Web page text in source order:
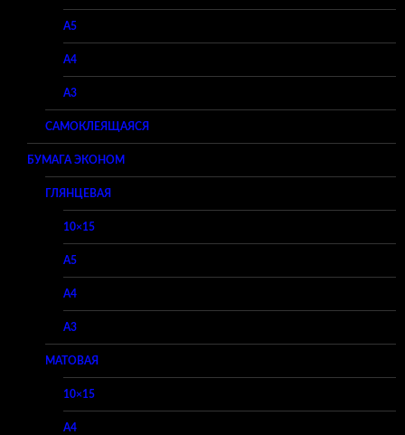
A5
A4
A3
САМОКЛЕЯЩАЯСЯ
БУМАГА ЭКОНОМ
ГЛЯНЦЕВАЯ
10×15
A5
A4
A3
МАТОВАЯ
10×15
A4